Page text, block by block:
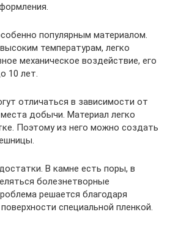
популярным материалом.
температурам, легко
механическое воздействие, его
10 лет.
отличаться в зависимости от
добычи. Материал легко
Поэтому из него можно создать
В камне есть поры, в
болезнетворные
решается благодаря
специальной пленкой.